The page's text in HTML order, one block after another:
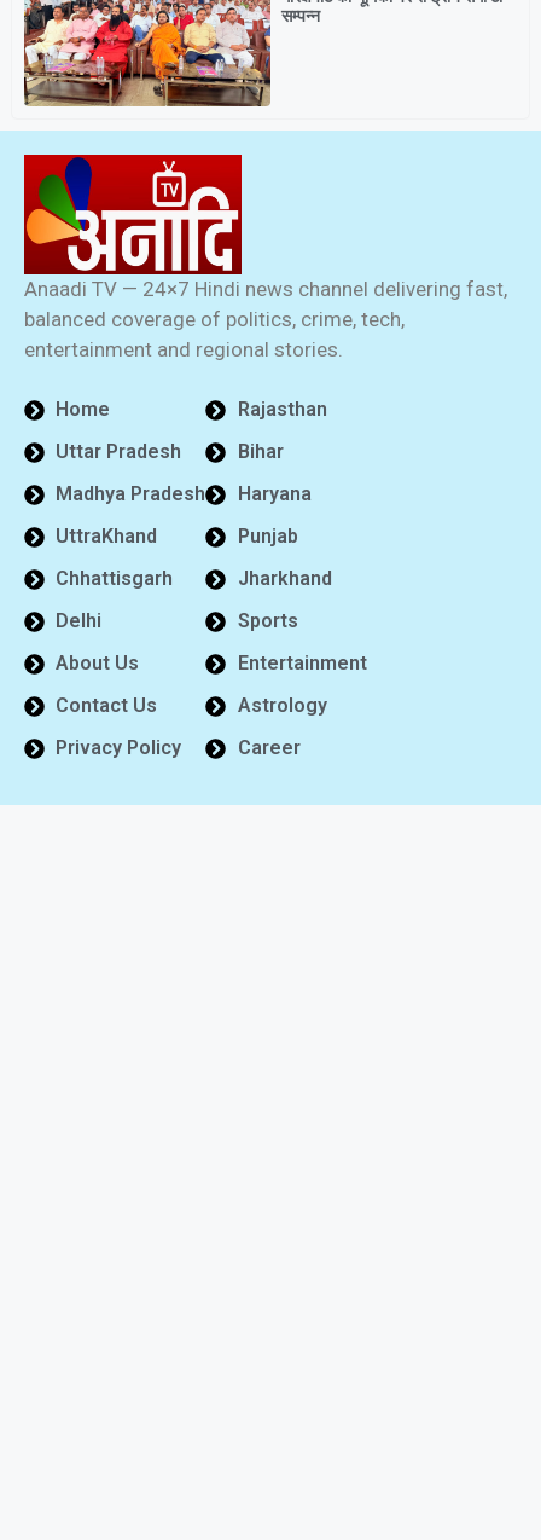
सम्पन्न
Anaadi TV — 24×7 Hindi news channel delivering fast,
balanced coverage of politics, crime, tech,
entertainment and regional stories.
Home
Uttar Pradesh
Madhya Pradesh
UttraKhand
Chhattisgarh
Delhi
About Us
Contact Us
Privacy Policy
Rajasthan
Bihar
Haryana
Punjab
Jharkhand
Sports
Entertainment
Astrology
Career